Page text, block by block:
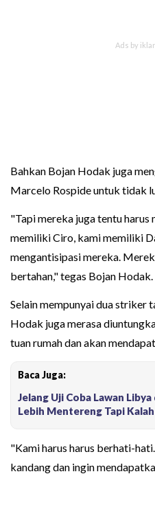
Bahkan Bojan Hodak juga
Marcelo Rospide untuk tidak
"Tapi mereka juga tentu
memiliki Ciro, kami memiliki
mengantisipasi mereka.
bertahan," tegas Bojan Hodak.
Selain mempunyai dua striker
Hodak juga merasa
tuan rumah dan akan
Baca Juga:
Jelang Uji Coba Lawan
Lebih Mentereng Tapi
"Kami harus harus berhati-
kandang dan ingin